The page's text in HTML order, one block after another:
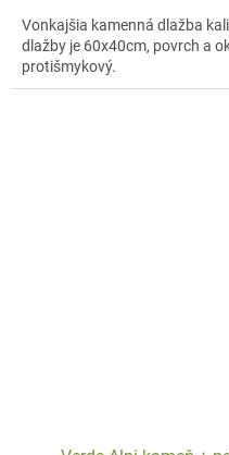
Vonkajšia kamenná dlažba
dlažby je 60x40cm, povrch a
protišmykový.